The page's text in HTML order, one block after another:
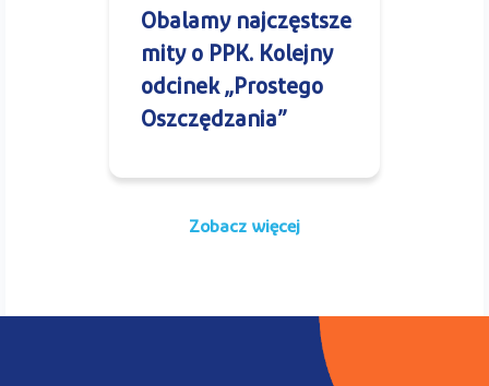
Obalamy najczęstsze
mity o PPK. Kolejny
odcinek „Prostego
Oszczędzania”
Zobacz więcej